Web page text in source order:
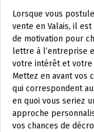
Lorsque vous
vente en Valais, il
de motivation pour
lettre à l’entreprise
votre intérêt et
Mettez en avant vos
qui correspondent
en quoi vous seriez
approche
vos chances de